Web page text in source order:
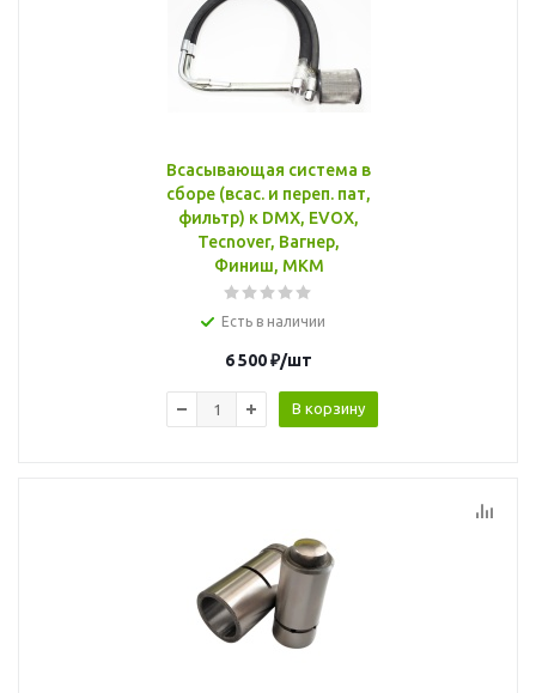
Всасывающая система в
сборе (всас. и переп. пат,
фильтр) к DMX, EVOX,
Tecnover, Вагнер,
Финиш, МКМ
Есть в наличии
6 500₽/шт
В корзину